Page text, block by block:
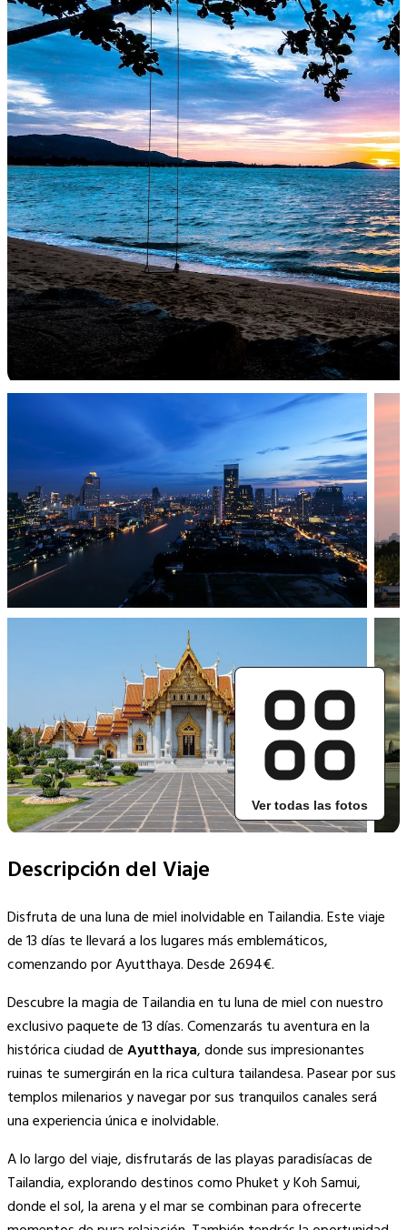
Ver todas las fotos
Descripción del Viaje
Disfruta de una luna de miel inolvidable en Tailandia. Este viaje
de 13 días te llevará a los lugares más emblemáticos,
comenzando por Ayutthaya. Desde 2694€.
Descubre la magia de Tailandia en tu luna de miel con nuestro
exclusivo paquete de 13 días. Comenzarás tu aventura en la
histórica ciudad deAyutthaya, donde sus impresionantes
ruinas te sumergirán en la rica cultura tailandesa. Pasear por sus
templos milenarios y navegar por sus tranquilos canales será
una experiencia única e inolvidable.
A lo largo del viaje, disfrutarás de las playas paradisíacas de
Tailandia, explorando destinos como Phuket y Koh Samui,
donde el sol, la arena y el mar se combinan para ofrecerte